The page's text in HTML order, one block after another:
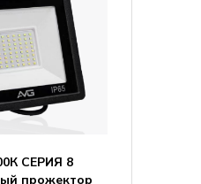
СЕРИЯ 8
прожектор